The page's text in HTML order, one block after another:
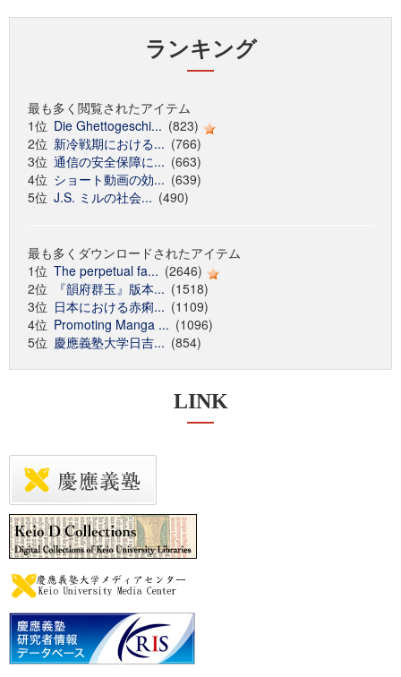
ランキング
最も多く閲覧されたアイテム
1位 Die Ghettogeschi... (823)
2位 新冷戦期における... (766)
3位 通信の安全保障に... (663)
4位 ショート動画の効... (639)
5位 J.S. ミルの社会... (490)
最も多くダウンロードされたアイテム
1位 The perpetual fa... (2646)
2位
『韻府群玉』版本... (1518)
3位 日本における赤痢... (1109)
4位 Promoting Manga ... (1096)
5位 慶應義塾大学日吉... (854)
LINK